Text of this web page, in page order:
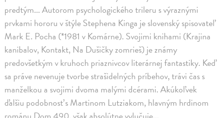
predtým... Autorom psychologického trileru s výraznými
prvkami hororu v štýle Stephena Kinga je slovenský spisovateľ
Mark E. Pocha (*1981 v Komárne). Svojimi knihami (Krajina
kanibalov, Kontakt, Na Dušičky zomrieš) je známy
predovšetkým v kruhoch priaznivcov literárnej fantastiky. Keď
sa práve nevenuje tvorbe strašidelných príbehov, trávi čas s
manželkou a svojimi dvoma malými dcérami. Akúkoľvek
ďalšiu podobnosť s Martinom Lutziakom, hlavným hrdinom